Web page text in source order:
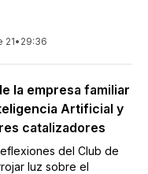
21• 29:36
la empresa familiar
Artificial y
catalizadores
del Club de
luz sobre el